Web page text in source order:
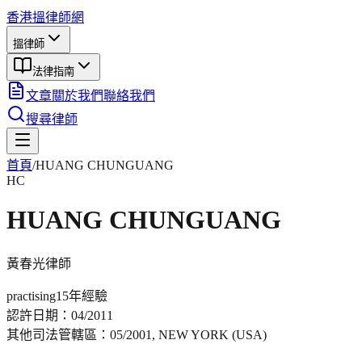
香港搵律師網
搵律師
法律指南
文章關於我們聯絡我們
搜尋律師
首頁/HUANG CHUNGUANG
HC
HUANG CHUNGUANG
黃春光律師
practising15年經驗
認許日期： 04/2011
其他司法管轄區： 05/2001, NEW YORK (USA)